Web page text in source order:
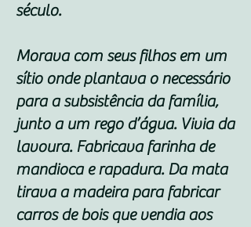
século.
Morava com seus filhos em um
sítio onde plantava o necessário
para a subsistência da família,
junto a um rego d’água. Vivia da
lavoura. Fabricava farinha de
mandioca e rapadura. Da mata
tirava a madeira para fabricar
carros de bois que vendia aos